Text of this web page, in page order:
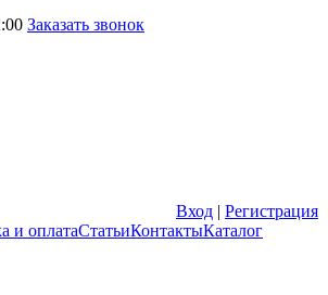
Заказать звонок
Вход | Регистрация
и оплатаСтатьиКонтактыКаталог